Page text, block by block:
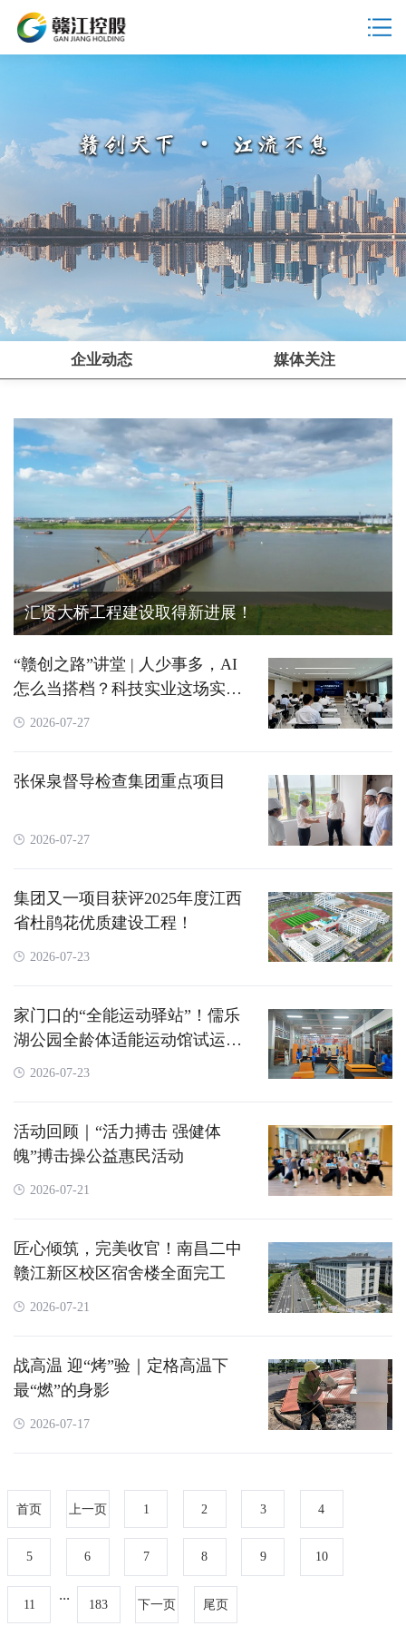
企业动态 媒体关注
汇贤大桥工程建设取得新进展！
“赣创之路”讲堂 | 人少事多，AI
怎么当搭档？科技实业这场实战
课不玩虚的
2026-07-27
张保泉督导检查集团重点项目
2026-07-27
集团又一项目获评2025年度江西
省杜鹃花优质建设工程！
2026-07-23
家门口的“全能运动驿站”！儒乐
湖公园全龄体适能运动馆试运行
启幕2026-07-23
活动回顾｜“活力搏击 强健体
魄”搏击操公益惠民活动
2026-07-21
匠心倾筑，完美收官！南昌二中
赣江新区校区宿舍楼全面完工
2026-07-21
战高温 迎“烤”验｜定格高温下
最“燃”的身影
2026-07-17
首页 上一页 1 2 3 4
5 6 7 8 9 10
11
...
183 下一页 尾页